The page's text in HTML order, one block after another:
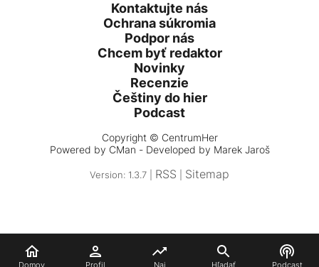
Domov Profil Naj Hľadať Podcast
Kontaktujte nás
Ochrana súkromia
Podpor nás
Chcem byť redaktor
Novinky
Recenzie
Češtiny do hier
Podcast
Copyright © CentrumHer
Powered by CMan - Developed by Marek Jaroš
Version: 1.3.7 | RSS Sitemap